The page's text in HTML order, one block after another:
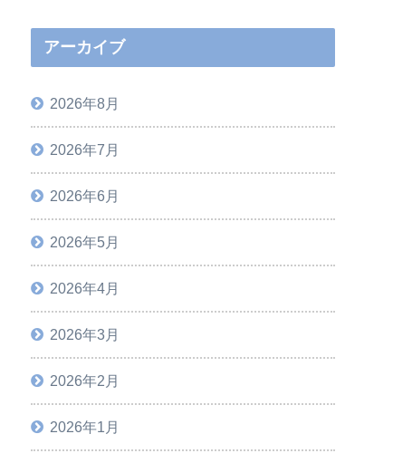
アーカイブ
2026年8月
2026年7月
2026年6月
2026年5月
2026年4月
2026年3月
2026年2月
2026年1月